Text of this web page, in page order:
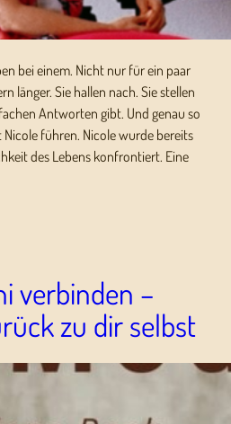
bei einem. Nicht nur für ein paar
länger. Sie hallen nach. Sie stellen
Antworten gibt. Und genau so
führen. Nicole wurde bereits
des Lebens konfrontiert. Eine
verbinden –
zu dir selbst